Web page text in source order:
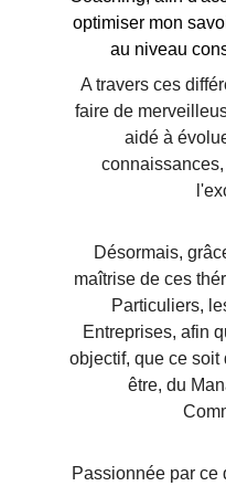
optimiser mon
au niveau
A travers ces
faire de
aidé à
Désormais,
maîtrise de ces
Particuliers,
Entreprises, afin
objectif, que ce
être, du
Passionnée par ce